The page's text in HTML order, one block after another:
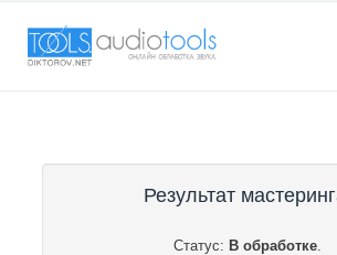
Результат
Статус: В обработке.